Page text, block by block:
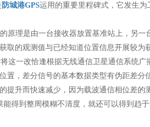
防城港GPS运用的重要里程碑式，它发生为
原理是由一台接收器放置基准站上，另
取的观测值与已经知道位置信息开展较为
这一改恰逢根据无线通信卫星通信系统
置，差分信号的基本数据类型有伪距差
提升而快速减少，因为载波通信相位差
能得到整周模糊不清度，就还可以得到趋